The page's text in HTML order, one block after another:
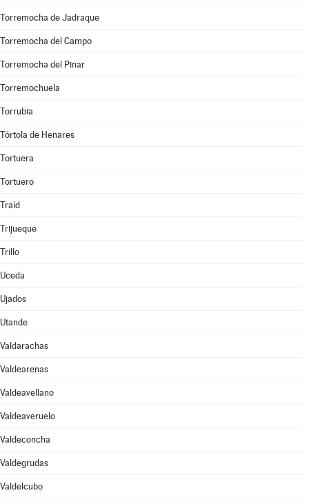
Torremocha de Jadraque
Torremocha del Campo
Torremocha del Pinar
Torremochuela
Torrubia
Tórtola de Henares
Tortuera
Tortuero
Traíd
Trijueque
Trillo
Uceda
Ujados
Utande
Valdarachas
Valdearenas
Valdeavellano
Valdeaveruelo
Valdeconcha
Valdegrudas
Valdelcubo